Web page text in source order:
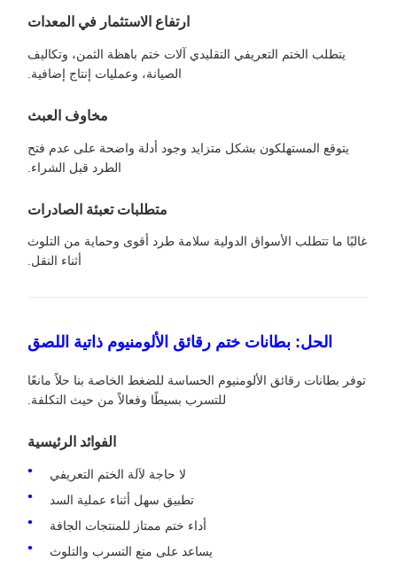
ارتفاع الاستثمار في المعدات
يتطلب الختم التعريفي التقليدي آلات ختم باهظة الثمن، وتكاليف
الصيانة، وعمليات إنتاج إضافية.
مخاوف العبث
يتوقع المستهلكون بشكل متزايد وجود أدلة واضحة على عدم فتح
الطرد قبل الشراء.
متطلبات تعبئة الصادرات
غالبًا ما تتطلب الأسواق الدولية سلامة طرد أقوى وحماية من التلوث
أثناء النقل.
الحل: بطانات ختم رقائق الألومنيوم ذاتية اللصق
توفر بطانات رقائق الألومنيوم الحساسة للضغط الخاصة بنا حلاً مانعًا
للتسرب بسيطًا وفعالاً من حيث التكلفة.
الفوائد الرئيسية
لا حاجة لآلة الختم التعريفي
تطبيق سهل أثناء عملية السد
أداء ختم ممتاز للمنتجات الجافة
يساعد على منع التسرب والتلوث